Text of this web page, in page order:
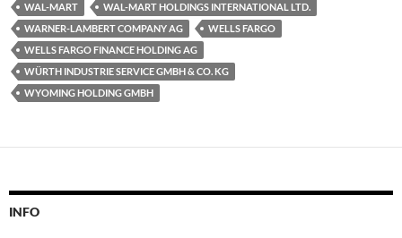
WAL-MART
WAL-MART HOLDINGS INTERNATIONAL LTD.
WARNER-LAMBERT COMPANY AG
WELLS FARGO
WELLS FARGO FINANCE HOLDING AG
WÜRTH INDUSTRIE SERVICE GMBH & CO. KG
WYOMING HOLDING GMBH
INFO